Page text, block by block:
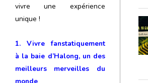
vivre une expérience
unique !
1. Vivre fanstatiquement
à la baie d’Halong, un des
meilleurs merveilles du